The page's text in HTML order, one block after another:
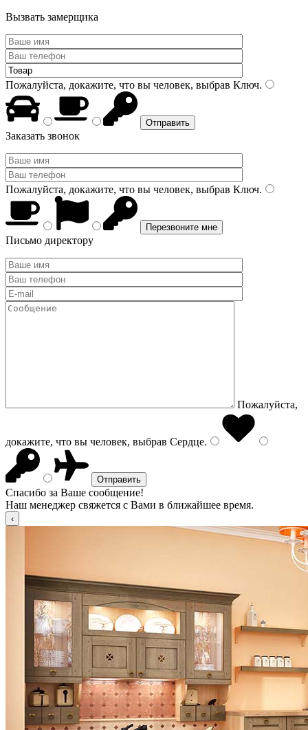
Вызвать замерщика
Пожалуйста, докажите, что вы человек, выбрав Ключ.
Заказать звонок
Пожалуйста, докажите, что вы человек, выбрав Ключ.
Письмо директору
Пожалуйста,
докажите, что вы человек, выбрав Сердце.
Спасибо за Ваше сообщение!
Наш менеджер свяжется с Вами в ближайшее время.